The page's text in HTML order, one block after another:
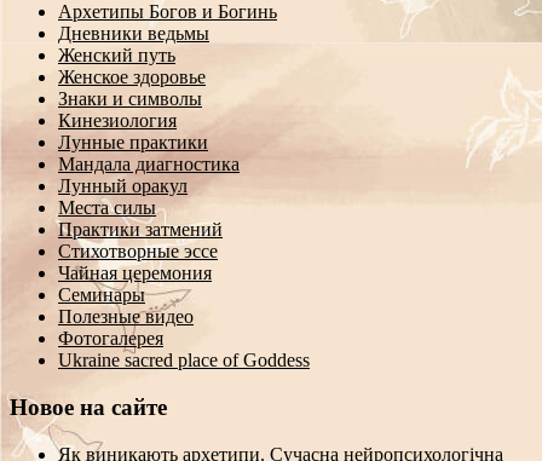
Архетипы Богов и Богинь
Дневники ведьмы
Женский путь
Женское здоровье
Знаки и символы
Кинезиология
Лунные практики
Мандала диагностика
Лунный оракул
Места силы
Практики затмений
Стихотворные эссе
Чайная церемония
Семинары
Полезные видео
Фотогалерея
Ukraine sacred place of Goddess
Новое на сайте
Як виникають архетипи. Сучасна нейропсихологічна